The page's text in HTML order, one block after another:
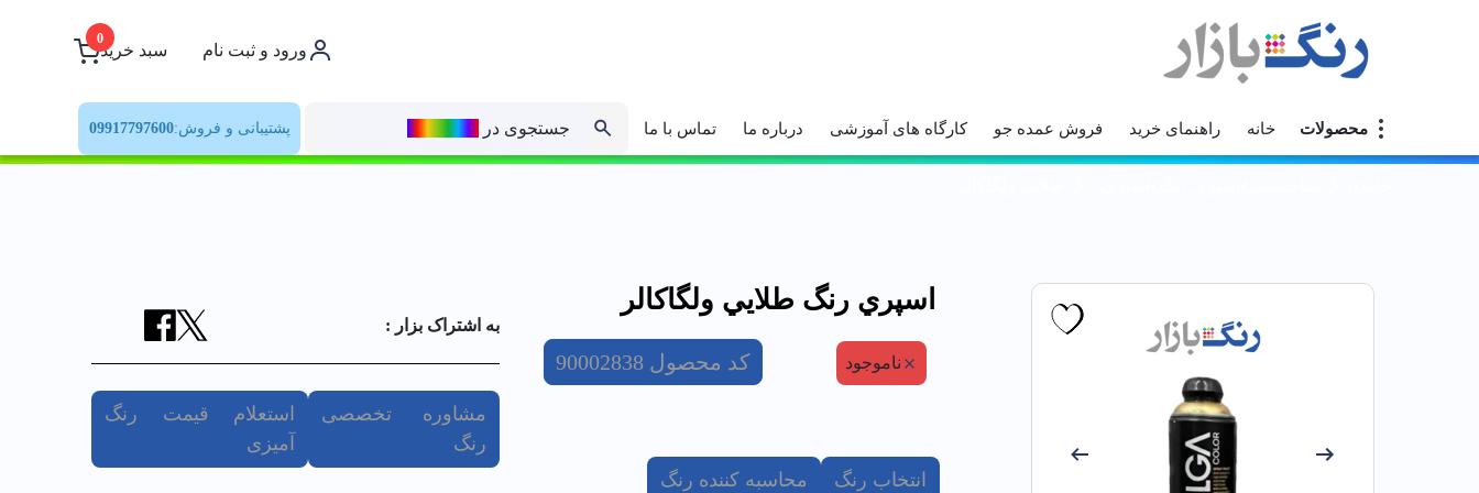
ورود و ثبت نام سبد خرید
0
محصولات خانه راهنمای خرید فروش عمده جو کارگاه های آموزشی درباره ما تماس با ما جستجوی در پشتیبانی و فروش:09917797600
اسپري رنگ طلايي ولگاكالر
ناموجود کد محصول 90002838
انتخاب رنگ محاسبه کننده رنگ
به اشتراک بزار :
مشاوره تخصصی
رنگ
استعلام قیمت رنگ
آمیزی